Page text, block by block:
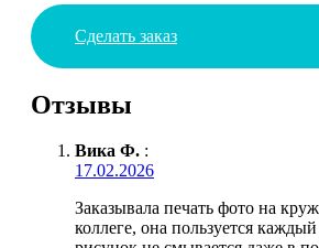
Сделать заказ
Отзывы
Вика Ф. :
17.02.2026
Заказывала печать фото на
коллеге, она пользуется